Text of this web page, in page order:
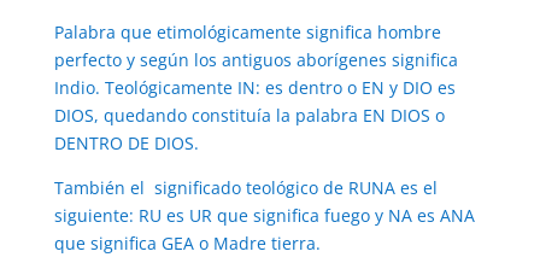
Palabra que etimológicamente significa hombre
perfecto y según los antiguos aborígenes significa
Indio. Teológicamente IN: es dentro o EN y DIO es
DIOS, quedando constituía la palabra EN DIOS o
DENTRO DE DIOS.
También el significado teológico de RUNA es el
siguiente: RU es UR que significa fuego y NA es ANA
que significa GEA o Madre tierra.